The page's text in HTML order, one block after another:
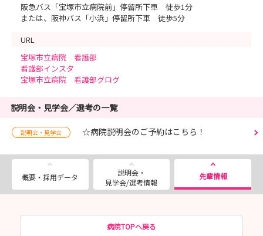
阪急バス「宝塚市立病院前」停留所下車 徒歩1分
または、阪神バス「小浜」停留所下車 徒歩5分
URL
宝塚市立病院 看護部
看護部インスタ
宝塚市立病院 看護部グログ
説明会・見学会／選考の一覧
説明会・見学会 ☆病院説明会のご予約はこちら！
概要・採用データ
説明会・
見学会/選考情報
先輩情報
病院TOPへ戻る